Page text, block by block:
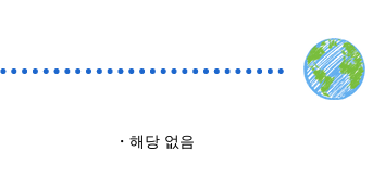
・해당 없음